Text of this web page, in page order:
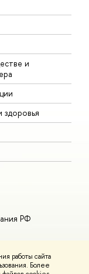
работы сайта
Более
и
РФ